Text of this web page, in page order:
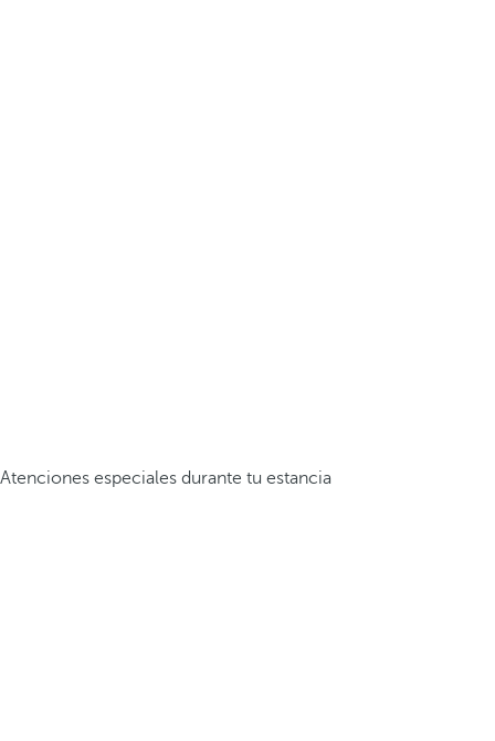
Atenciones especiales durante tu estancia